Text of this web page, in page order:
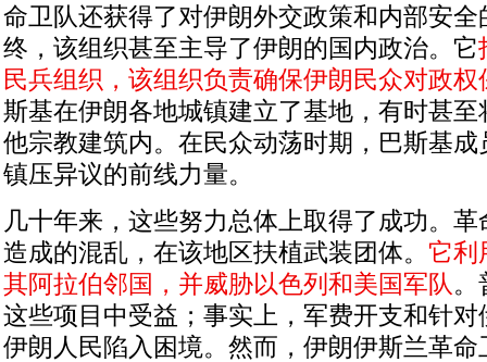
命卫队还获得了对伊朗外交政策和内部安
终，该组织甚至主导了伊朗的国内政治。它
民兵组织，该组织负责确保伊朗民众对政权
斯基在伊朗各地城镇建立了基地，有时甚
他宗教建筑内。在民众动荡时期，巴斯基
镇压异议的前线力量。
几十年来，这些努力总体上取得了成功。
造成的混乱，在该地区扶植武装团体。 它利
其阿拉伯邻国，并威胁以色列和美国军队。
这些项目中受益；事实上，军费开支和针
伊朗人民陷入困境。然而，伊朗伊斯兰革